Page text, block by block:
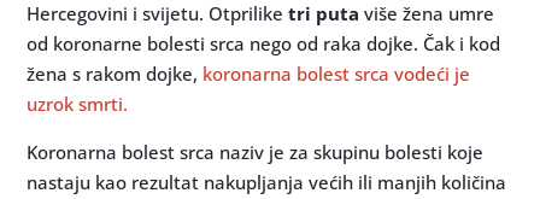
Hercegovini i svijetu. Otpriliketri putaviše žena umre
od koronarne bolesti srca nego od raka dojke. Čak i kod
žena s rakom dojke, koronarna bolest srca vodeći je
uzrok smrti.
Koronarna bolest srca naziv je za skupinu bolesti koje
nastaju kao rezultat nakupljanja većih ili manjih količina